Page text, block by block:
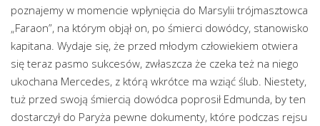
poznajemy w momencie wpłynięcia do Marsylii trójmasztowca
„Faraon”, na którym objął on, po śmierci dowódcy, stanowisko
kapitana. Wydaje się, że przed młodym człowiekiem otwiera
się teraz pasmo sukcesów, zwłaszcza że czeka też na niego
ukochana Mercedes, z którą wkrótce ma wziąć ślub. Niestety,
tuż przed swoją śmiercią dowódca poprosił Edmunda, by ten
dostarczył do Paryża pewne dokumenty, które podczas rejsu